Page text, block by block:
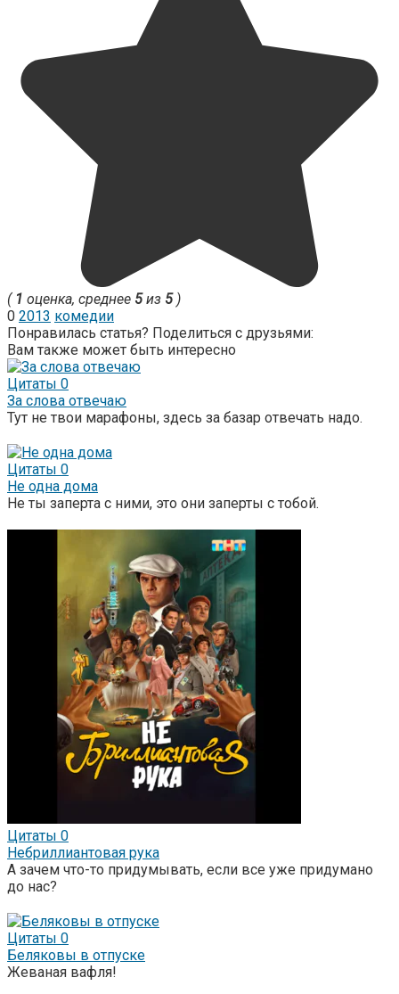
( 1 оценка, среднее 5из 5)
0 2013 комедии
Понравилась статья? Поделиться с друзьями:
Вам также может быть интересно
Цитаты 0
За слова отвечаю
Тут не твои марафоны, здесь за базар отвечать надо.
Цитаты 0
Не одна дома
Не ты заперта с ними, это они заперты с тобой.
Цитаты 0
Небриллиантовая рука
А зачем что-то придумывать, если все уже придумано
до нас?
Цитаты 0
Беляковы в отпуске
Жеваная вафля!